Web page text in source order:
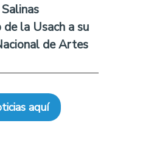
la Usach a su
de Artes
aquí